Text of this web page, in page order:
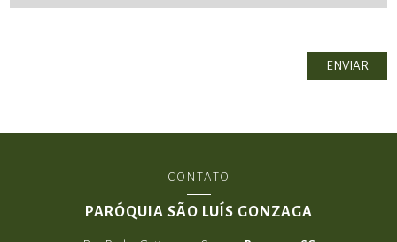
CONTATO
PARÓQUIA SÃO LUÍS GONZAGA